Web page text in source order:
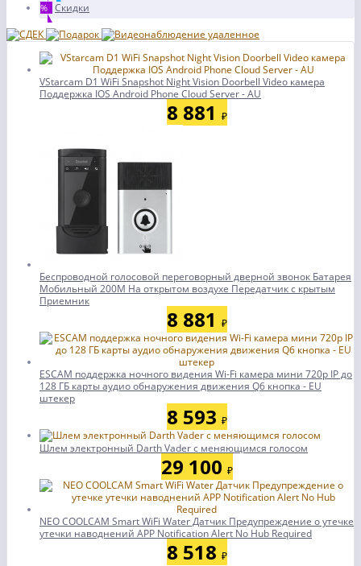
% Скидки
VStarcam D1 WiFi Snapshot Night Vision Doorbell Video камера
Поддержка IOS Android Phone Cloud Server - AU
8 881 ₽
Беспроводной голосовой переговорный дверной звонок Батарея
Мобильный 200M На открытом воздухе Передатчик с крытым
Приемник
8 881 ₽
ESCAM поддержка ночного видения Wi-Fi камера мини 720p IP до
128 ГБ карты аудио обнаружения движения Q6 кнопка - EU
штекер
8 593 ₽
Шлем электронный Darth Vader с меняющимся голосом
29 100 ₽
NEO COOLCAM Smart WiFi Water Датчик Предупреждение о утечке
утечки наводнений APP Notification Alert No Hub Required
8 518 ₽